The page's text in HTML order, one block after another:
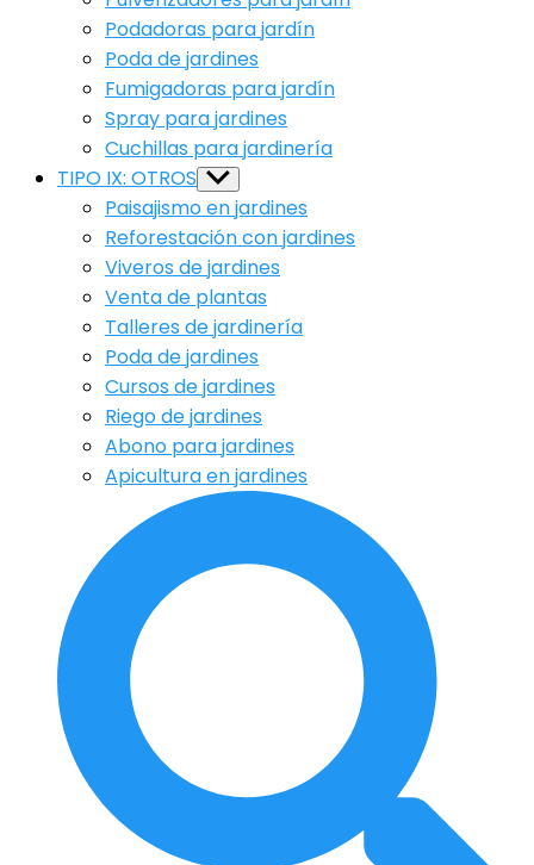
Podadoras para jardín
Poda de jardines
Fumigadoras para jardín
Spray para jardines
Cuchillas para jardinería
TIPO IX: OTROS Show
sub
menu
Paisajismo en jardines
Reforestación con jardines
Viveros de jardines
Venta de plantas
Talleres de jardinería
Poda de jardines
Cursos de jardines
Riego de jardines
Abono para jardines
Apicultura en jardines